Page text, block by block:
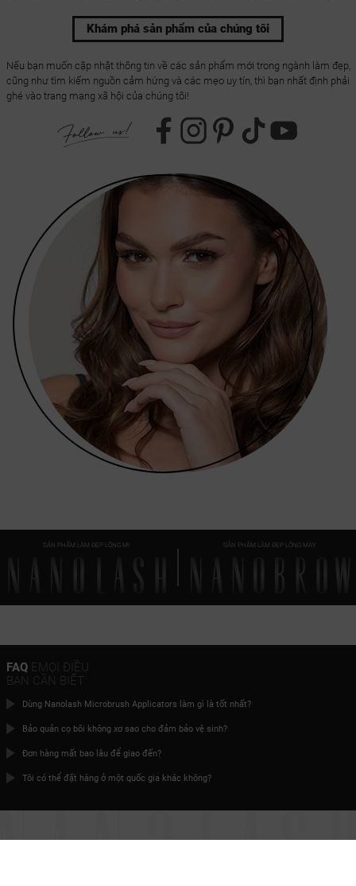
Khám phá sản phẩm của chúng tôi
Nếu bạn muốn cập nhật thông tin về các sản phẩm mới trong ngành làm đẹp,
cũng như tìm kiếm nguồn cảm hứng và các mẹo uy tín, thì bạn nhất định phải
ghé vào trang mạng xã hội của chúng tôi!
SẢN PHẨM LÀM ĐẸP LÔNG MI SẢN PHẨM LÀM ĐẸP LÔNG MÀY
FAQEMỌI ĐIỀU
BẠN CẦN BIẾT
Dùng Nanolash Microbrush Applicators làm gì là tốt nhất?
Bảo quản cọ bôi không xơ sao cho đảm bảo vệ sinh?
Đơn hàng mất bao lâu để giao đến?
Tôi có thể đặt hàng ở một quốc gia khác không?